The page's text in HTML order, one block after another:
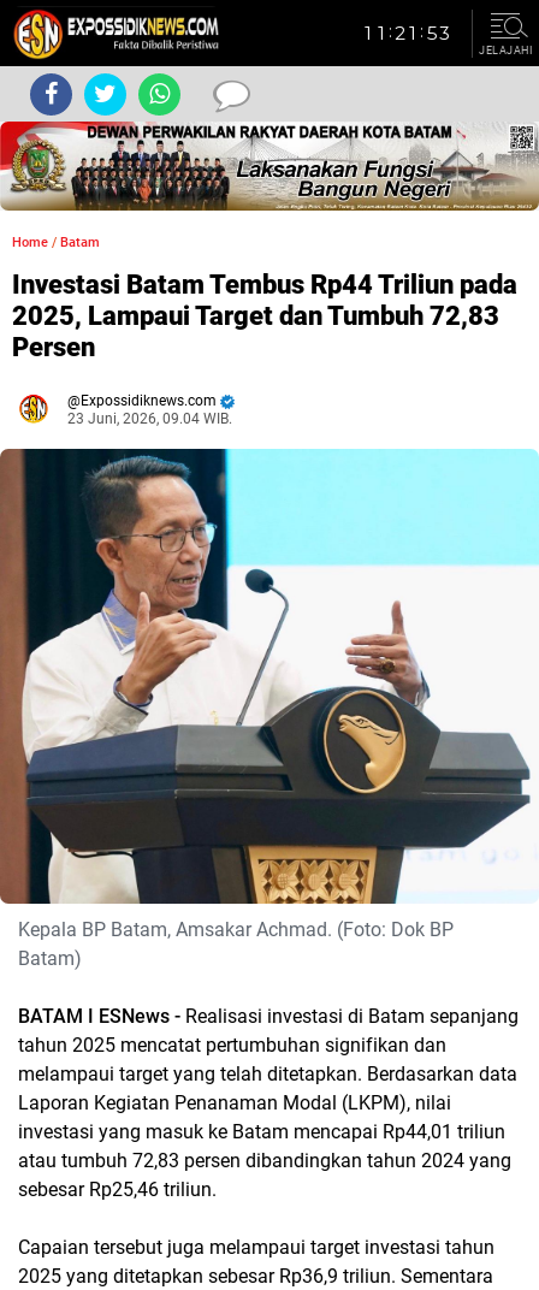
JELAJAHI
Home / Batam
Investasi Batam Tembus Rp44 Triliun pada
2025, Lampaui Target dan Tumbuh 72,83
Persen
Expossidiknews.com
23 Juni, 2026, 09.04 WIB.
Kepala BP Batam, Amsakar Achmad. (Foto: Dok BP
Batam)
BATAM I ESNews - Realisasi investasi di Batam sepanjang
tahun 2025 mencatat pertumbuhan signifikan dan
melampaui target yang telah ditetapkan. Berdasarkan data
Laporan Kegiatan Penanaman Modal (LKPM), nilai
investasi yang masuk ke Batam mencapai Rp44,01 triliun
atau tumbuh 72,83 persen dibandingkan tahun 2024 yang
sebesar Rp25,46 triliun.
Capaian tersebut juga melampaui target investasi tahun
2025 yang ditetapkan sebesar Rp36,9 triliun. Sementara